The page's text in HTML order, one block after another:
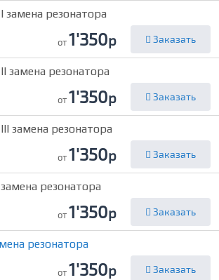
замена резонатора
от1'350р Заказать
замена резонатора
от1'350р Заказать
замена резонатора
от1'350р Заказать
резонатора
от1'350р Заказать
резонатора
от1'350р Заказать